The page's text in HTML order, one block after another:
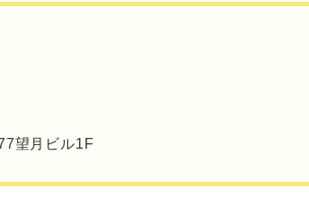
望月ビル1F